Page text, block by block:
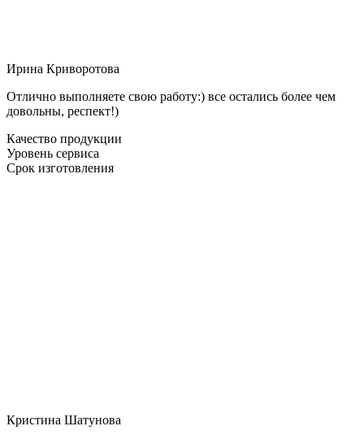
Ирина Криворотова
Отлично выполняете свою работу:) все остались более чем
довольны, респект!)
Качество продукции
Уровень сервиса
Срок изготовления
Кристина Шатунова